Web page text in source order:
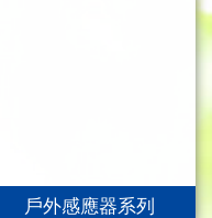
戶外感應器系列